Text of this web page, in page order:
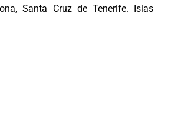
Santa Cruz de Tenerife. Islas